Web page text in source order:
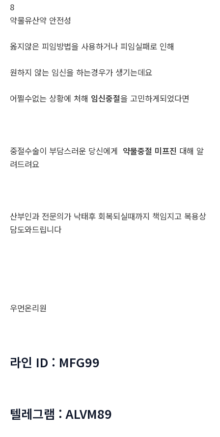
8
약물유산약 안전성
옳지않은 피임방법을 사용하거나 피임실패로 인해
원하지 않는 임신을 하는경우가 생기는데요
어쩔수없는 상황에 처해 임신중절을 고민하게되었다면
중절수술이 부담스러운 당신에게 약물중절 미프진 대해 알
려드려요
산부인과 전문의가 낙태후 회복되실때까지 책임지고 복용상
담도와드립니다
우먼온리원
라인 ID : MFG99
텔레그램 : ALVM89